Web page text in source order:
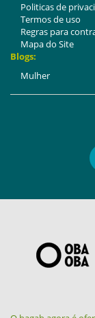
Politicas de
Termos de uso
Regras para
Mapa do Site
Blogs:
Mulher